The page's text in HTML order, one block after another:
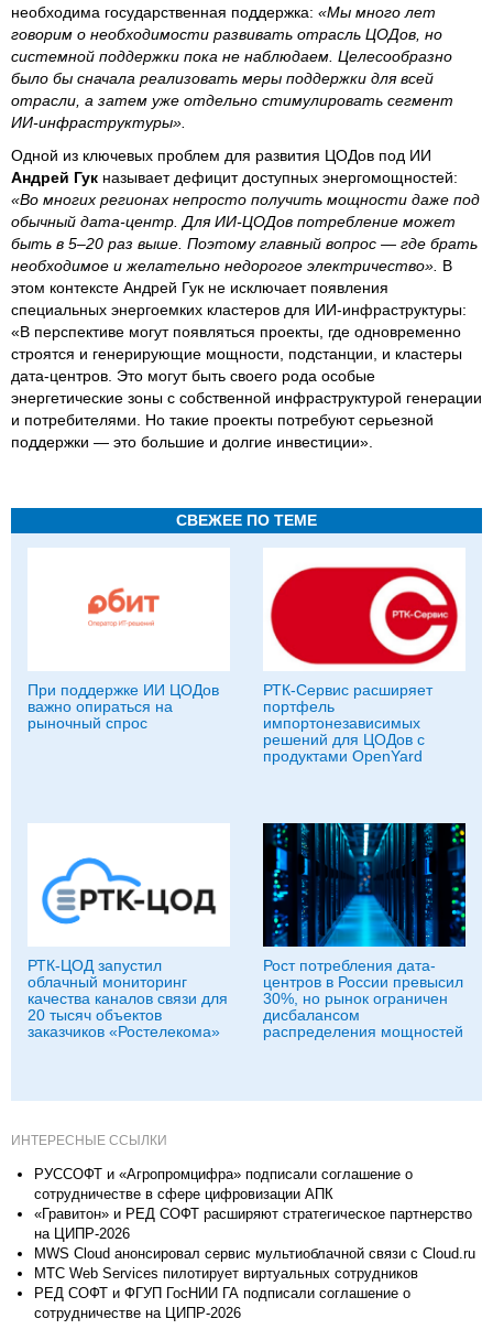
необходима государственная поддержка: «Мы много лет
говорим о необходимости развивать отрасль ЦОДов, но
системной поддержки пока не наблюдаем. Целесообразно
было бы сначала реализовать меры поддержки для всей
отрасли, а затем уже отдельно стимулировать сегмент
ИИ-инфраструктуры».
Одной из ключевых проблем для развития ЦОДов под ИИ
Андрей Гук называет дефицит доступных энергомощностей:
«Во многих регионах непросто получить мощности даже под
обычный дата-центр. Для ИИ-ЦОДов потребление может
быть в 5–20 раз выше. Поэтому главный вопрос — где брать
необходимое и желательно недорогое электричество». В
этом контексте Андрей Гук не исключает появления
специальных энергоемких кластеров для ИИ-инфраструктуры:
«В перспективе могут появляться проекты, где одновременно
строятся и генерирующие мощности, подстанции, и кластеры
дата-центров. Это могут быть своего рода особые
энергетические зоны с собственной инфраструктурой генерации
и потребителями. Но такие проекты потребуют серьезной
поддержки — это большие и долгие инвестиции».
СВЕЖЕЕ ПО ТЕМЕ
При поддержке ИИ ЦОДов
важно опираться на
рыночный спрос
РТК-Сервис расширяет
портфель
импортонезависимых
решений для ЦОДов с
продуктами OpenYard
РТК-ЦОД запустил
облачный мониторинг
качества каналов связи для
20 тысяч объектов
заказчиков «Ростелекома»
Рост потребления дата-
центров в России превысил
30%, но рынок ограничен
дисбалансом
распределения мощностей
ИНТЕРЕСНЫЕ ССЫЛКИ
РУССОФТ и «Агропромцифра» подписали соглашение о
сотрудничестве в сфере цифровизации АПК
«Гравитон» и РЕД СОФТ расширяют стратегическое партнерство
на ЦИПР-2026
MWS Cloud анонсировал сервис мультиоблачной связи c Cloud.ru
МТС Web Services пилотирует виртуальных сотрудников
РЕД СОФТ и ФГУП ГосНИИ ГА подписали соглашение о
сотрудничестве на ЦИПР-2026